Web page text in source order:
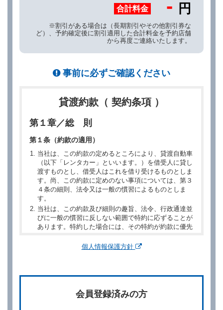
合計料金 - 円
※割引がある場合は（長期割引やその他割引券な
ど）、予約確定後に割引適用した合計料金を予約店舗
から再度ご連絡いたします。
事前に必ずご確認ください
貸渡約款（ 契約条項 ）
第１章／総 則
第１条（約款の適用）
当社は、この約款の定めるところにより、貸渡自動車
（以下「レンタカー」といいます。）を借受人に貸し
渡すものとし、借受人はこれを借り受けるものとしま
す。尚、この約款に定めのない事項については、第３
４条の細則、法令又は一般の慣習によるものとしま
す。
当社は、この約款及び細則の趣旨、法令、行政通達並
びに一般の慣習に反しない範囲で特約に応ずることが
あります。特約した場合には、その特約が約款に優先
別に定める料金表等に同意のうえ、別に定める方法に
個人情報保護方針
会員登録済みの方